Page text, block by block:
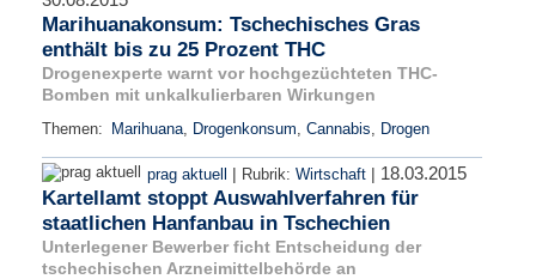
Marihuanakonsum: Tschechisches Gras
enthält bis zu 25 Prozent THC
Drogenexperte warnt vor hochgezüchteten THC-
Bomben mit unkalkulierbaren Wirkungen
Themen: Marihuana Drogenkonsum Cannabis Drogen
prag aktuell | Rubrik: Wirtschaft | 18.03.2015
Kartellamt stoppt Auswahlverfahren für
staatlichen Hanfanbau in Tschechien
Unterlegener Bewerber ficht Entscheidung der
tschechischen Arzneimittelbehörde an